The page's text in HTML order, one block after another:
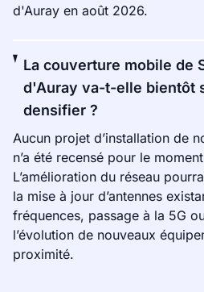
d'Auray en août 2026.
La couverture mobile de
d'Auray va-t-elle bientôt
densifier ?
Aucun projet d’installation de
n’a été recensé pour le
L’amélioration du réseau
la mise à jour d’antennes
fréquences, passage à la 5G
l’évolution de nouveaux
proximité.